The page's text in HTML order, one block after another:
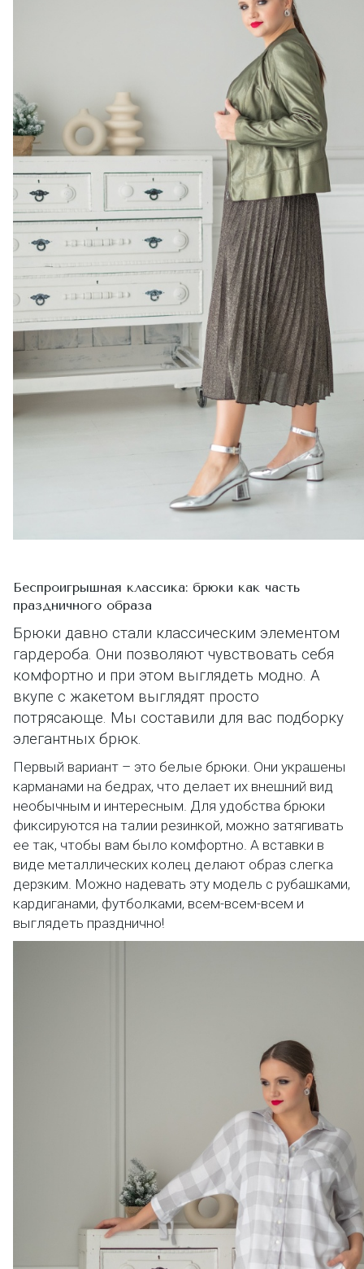
Беспроигрышная классика: брюки как часть
праздничного образа
Брюки давно стали классическим элементом
гардероба. Они позволяют чувствовать себя
комфортно и при этом выглядеть модно. А
вкупе с жакетом выглядят просто
потрясающе. Мы составили для вас подборку
элегантных брюк.
Первый вариант – это белые брюки. Они украшены
карманами на бедрах, что делает их внешний вид
необычным и интересным. Для удобства брюки
фиксируются на талии резинкой, можно затягивать
ее так, чтобы вам было комфортно. А вставки в
виде металлических колец делают образ слегка
дерзким. Можно надевать эту модель с рубашками,
кардиганами, футболками, всем-всем-всем и
выглядеть празднично!